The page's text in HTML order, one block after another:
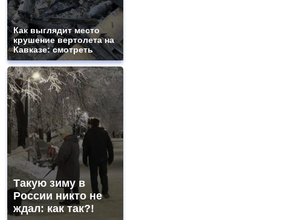
Как выглядит место
крушение вертолета на
Кавказе: смотреть
Такую зиму в
России никто не
ждал: как так?!